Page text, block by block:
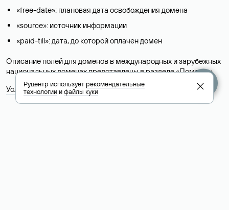
«free-date»: плановая дата освобождения домена
«source»: источник информации
«paid-till»: дата, до которой оплачен домен
Описание полей для доменов в международных и зарубежных
национальных доменах представлены в разделе «Помощь».
Условия использования Whois-сервиса
Руцентр используетрекомендательные
технологииифайлы куки